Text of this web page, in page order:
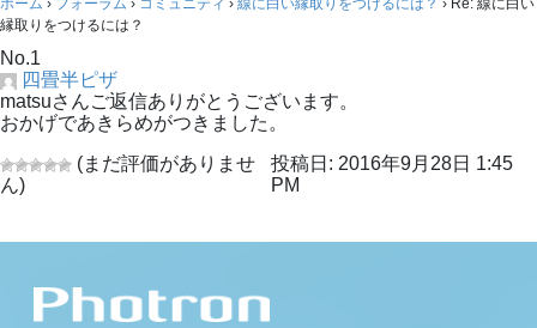
ホーム › フォーラム › コミュニティ › 線に白い縁取りをつけるには？ › Re: 線に白い
縁取りをつけるには？
No.1
四畳半ピザ
matsuさんご返信ありがとうございます。
おかげであきらめがつきました。
(まだ評価がありませ
ん)
投稿日: 2016年9月28日 1:45
PM